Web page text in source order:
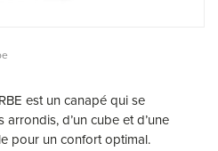
est un canapé qui se
d’un cube et d’une
pour un confort optimal.